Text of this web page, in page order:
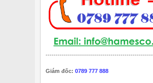
-----------------------------------------------------
Giám đốc: 0789 777 888